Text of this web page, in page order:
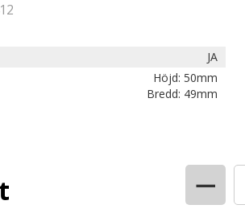
JA
Höjd: 50mm
Bredd: 49mm
−